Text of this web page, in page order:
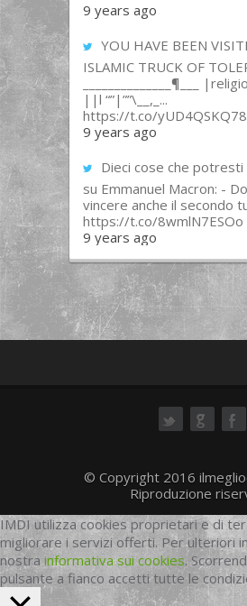
9 years ago
YOU HAVE BEEN
ISLAMIC TRUCK OF
______________¶___
||l “”|””\__,_...
https://t.co/yUD4QSKQ78
9 years ago
Dieci cose che
su Emmanuel Macron: -
vincere anche il secondo
https://t.co/8wmlN7ESOo
9 years ago
© Copyright 2016
Riproduzione
IMDI utilizza cookies proprietari e di
migliorare i servizi offerti. Per ulteriori
nostrainformativa sui cookies.
pulsante a fianco accetti tutte le